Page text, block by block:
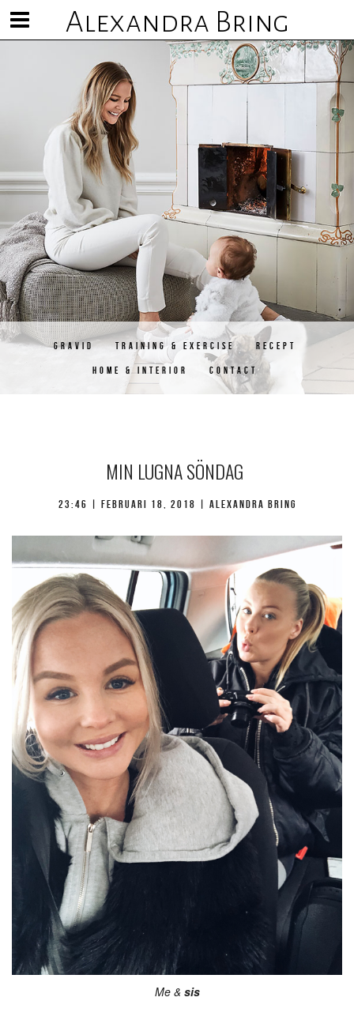
Alexandra Bring
Visa/göm
meny
GRAVID TRAINING & EXERCISE RECEPT
HOME & INTERIOR CONTACT
MIN LUGNA SÖNDAG
23:46 | februari 18, 2018 | Alexandra Bring
Me & sis